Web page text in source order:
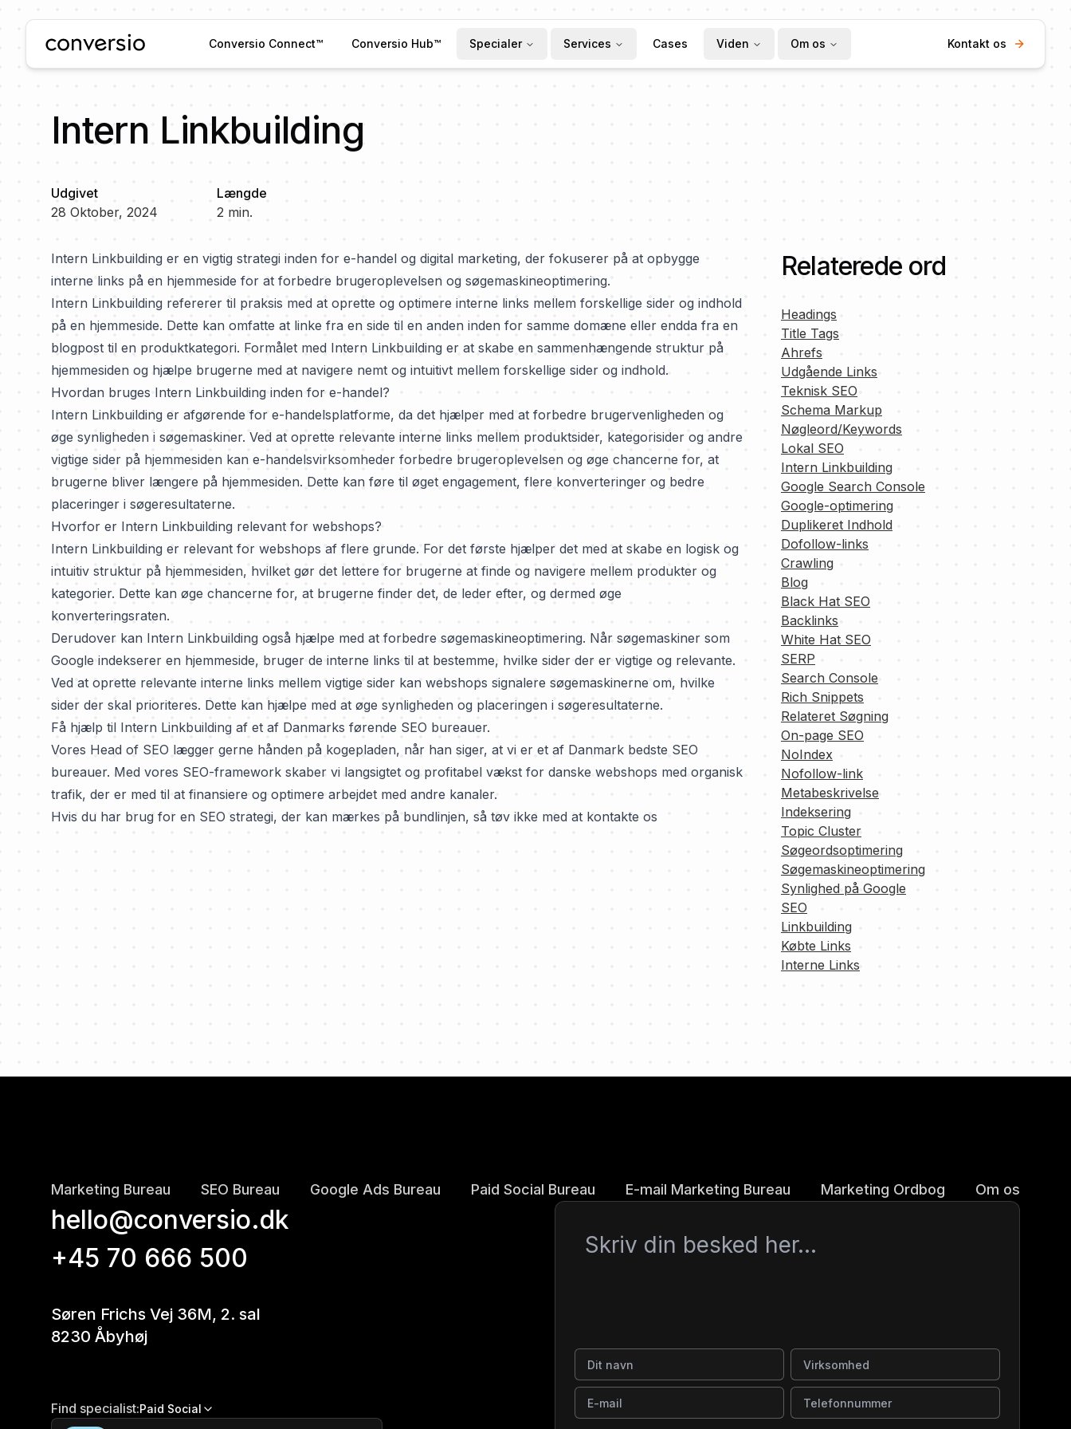
Conversio Conversio Connect™ Conversio Hub™ Specialer Services Cases Viden Om os Kontakt os
Intern Linkbuilding
Udgivet
28 Oktober, 2024
Længde
2 min.
Intern Linkbuilding er en vigtig strategi inden for e-handel og digital marketing, der fokuserer på at opbygge
interne links på en hjemmeside for at forbedre brugeroplevelsen og søgemaskineoptimering.
Intern Linkbuilding refererer til praksis med at oprette og optimere interne links mellem forskellige sider og indhold
på en hjemmeside. Dette kan omfatte at linke fra en side til en anden inden for samme domæne eller endda fra en
blogpost til en produktkategori. Formålet med Intern Linkbuilding er at skabe en sammenhængende struktur på
hjemmesiden og hjælpe brugerne med at navigere nemt og intuitivt mellem forskellige sider og indhold.
Hvordan bruges Intern Linkbuilding inden for e-handel?
Intern Linkbuilding er afgørende for e-handelsplatforme, da det hjælper med at forbedre brugervenligheden og
øge synligheden i søgemaskiner. Ved at oprette relevante interne links mellem produktsider, kategorisider og andre
vigtige sider på hjemmesiden kan e-handelsvirksomheder forbedre brugeroplevelsen og øge chancerne for, at
brugerne bliver længere på hjemmesiden. Dette kan føre til øget engagement, flere konverteringer og bedre
placeringer i søgeresultaterne.
Hvorfor er Intern Linkbuilding relevant for webshops?
Intern Linkbuilding er relevant for webshops af flere grunde. For det første hjælper det med at skabe en logisk og
intuitiv struktur på hjemmesiden, hvilket gør det lettere for brugerne at finde og navigere mellem produkter og
kategorier. Dette kan øge chancerne for, at brugerne finder det, de leder efter, og dermed øge
konverteringsraten.
Derudover kan Intern Linkbuilding også hjælpe med at forbedre søgemaskineoptimering. Når søgemaskiner som
Google indekserer en hjemmeside, bruger de interne links til at bestemme, hvilke sider der er vigtige og relevante.
Ved at oprette relevante interne links mellem vigtige sider kan webshops signalere søgemaskinerne om, hvilke
sider der skal prioriteres. Dette kan hjælpe med at øge synligheden og placeringen i søgeresultaterne.
Få hjælp til Intern Linkbuilding af et af Danmarks førende SEO bureauer.
Vores Head of SEO lægger gerne hånden på kogepladen, når han siger, at vi er et af Danmark bedste SEO
bureauer. Med vores SEO-framework skaber vi langsigtet og profitabel vækst for danske webshops med organisk
trafik, der er med til at finansiere og optimere arbejdet med andre kanaler.
Hvis du har brug for en SEO strategi, der kan mærkes på bundlinjen, så tøv ikke med at kontakte os
Relaterede ord
Headings
Title Tags
Ahrefs
Udgående Links
Teknisk SEO
Schema Markup
Nøgleord/Keywords
Lokal SEO
Intern Linkbuilding
Google Search Console
Google-optimering
Duplikeret Indhold
Dofollow-links
Crawling
Blog
Black Hat SEO
Backlinks
White Hat SEO
SERP
Search Console
Rich Snippets
Relateret Søgning
On-page SEO
NoIndex
Nofollow-link
Metabeskrivelse
Indeksering
Topic Cluster
Søgeordsoptimering
Søgemaskineoptimering
Synlighed på Google
SEO
Linkbuilding
Købte Links
Interne Links
Marketing Bureau SEO Bureau Google Ads Bureau Paid Social Bureau E-mail Marketing Bureau Marketing Ordbog Om os
hello@conversio.dk
+45 70 666 500
Søren Frichs Vej 36M, 2. sal
8230 Åbyhøj
Find specialist:Paid Social
Dit navn Virksomhed
E-mail Telefonnummer